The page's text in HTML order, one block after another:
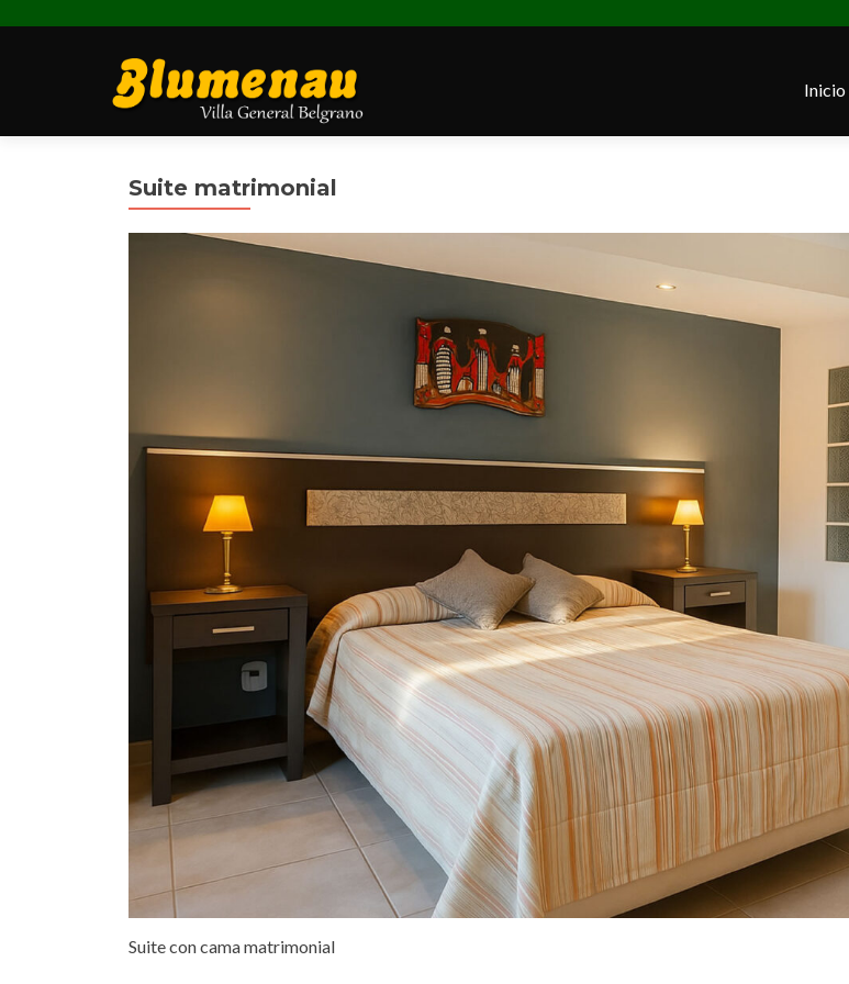
Inicio
Suite matrimonial
Suite con cama matrimonial